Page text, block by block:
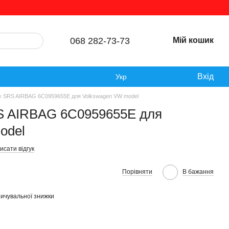
068 282-73-73 Мій кошик
Укр Вхід
SRS AIRBAG 6C0959655E для Volkswagen VW model
AIRBAG 6C0959655E для
відгук
Порівняти В бажання
знижки